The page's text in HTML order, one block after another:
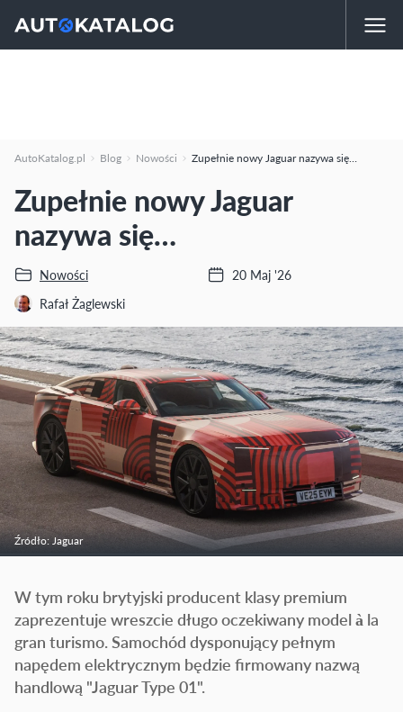
AutoKatalog.pl Blog Nowości Zupełnie nowy Jaguar nazywa się…
Zupełnie nowy Jaguar
nazywa się…
Nowości
Rafał Żaglewski
20 Maj '26
Źródło: Jaguar
W tym roku brytyjski producent klasy premium
zaprezentuje wreszcie długo oczekiwany model à la
gran turismo. Samochód dysponujący pełnym
napędem elektrycznym będzie firmowany nazwą
handlową "Jaguar Type 01".